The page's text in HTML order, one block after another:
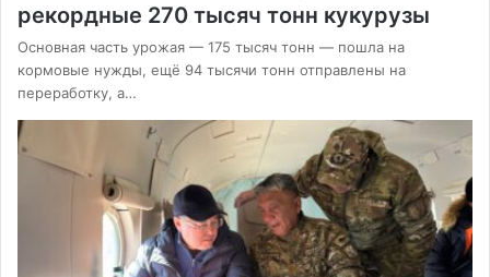
рекордные 270 тысяч тонн кукурузы
Основная часть урожая — 175 тысяч тонн — пошла на
кормовые нужды, ещё 94 тысячи тонн отправлены на
переработку, а…